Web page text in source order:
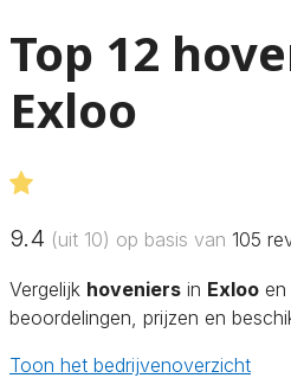
Top 12
Exloo
9.4 (uit 10) op basis van 105
Vergelijk hoveniers in Exloo
beoordelingen, prijzen en
Toon het bedrijvenoverzicht